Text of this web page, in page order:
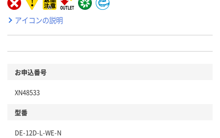
アイコンの説明
お申込番号
XN48533
型番
DE-12D-L-WE-N